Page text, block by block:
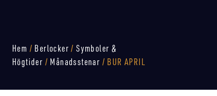
Hem / Berlocker /Symboler &
Högtider / Månadsstenar / BUR APRIL